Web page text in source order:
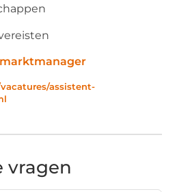
assistent-
vragen